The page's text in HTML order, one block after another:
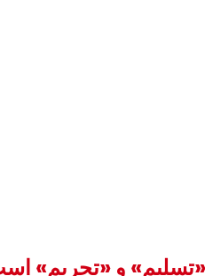
«تسلیم» و «تحریم»